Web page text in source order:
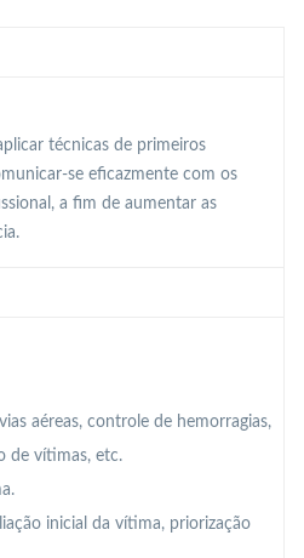
técnicas de primeiros
se eficazmente com os
a fim de aumentar as
aéreas, controle de hemorragias,
de vítimas, etc.
inicial da vítima, priorização